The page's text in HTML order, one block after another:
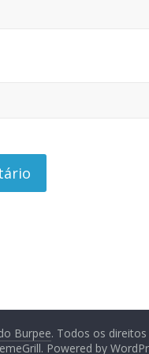
Burpee. Todos os
Powered by